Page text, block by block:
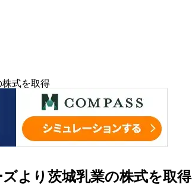
株式を取得
より茨城乳業の株式を取得